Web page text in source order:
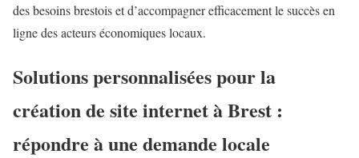
des besoins brestois et d’accompagner efficacement le succès en
ligne des acteurs économiques locaux.
Solutions personnalisées pour la
création de site internet à Brest :
répondre à une demande locale